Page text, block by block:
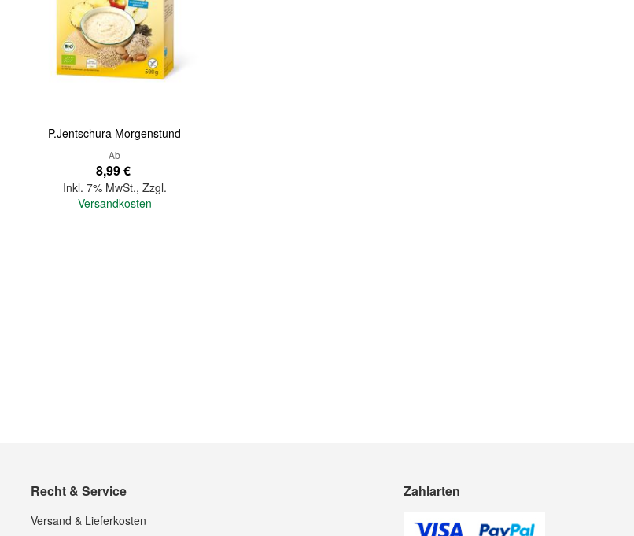
P.Jentschura Morgenstund
Ab
8,99 €
Inkl. 7% MwSt., Zzgl.
Versandkosten
Recht & Service
Versand & Lieferkosten
Zahlarten